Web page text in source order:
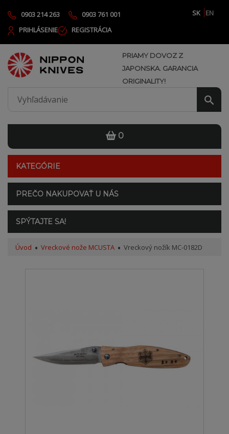
0903 214 263 0903 761 001 SK
EN
PRIHLÁSENIE
REGISTRÁCIA
PRIAMY DOVOZ Z
JAPONSKA. GARANCIA
ORIGINALITY!
0
KATEGÓRIE
PREČO NAKUPOVAŤ U NÁS
SPÝTAJTE SA!
Úvod Vreckové nože MCUSTA Vreckový nožík MC-0182D